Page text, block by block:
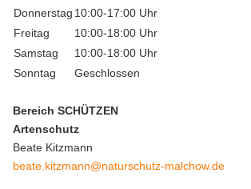
Donnerstag 10:00-17:00 Uhr
Freitag
10:00-18:00 Uhr
Samstag
10:00-18:00 Uhr
Sonntag
Geschlossen
Bereich SCHÜTZEN
Artenschutz
Beate Kitzmann
beate.kitzmann@naturschutz-malchow.de